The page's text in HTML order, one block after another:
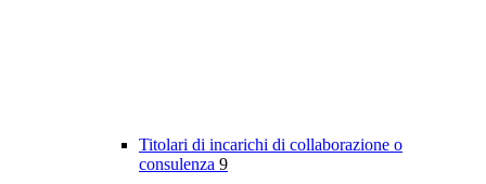
Titolari di incarichi di collaborazione o
consulenza 9